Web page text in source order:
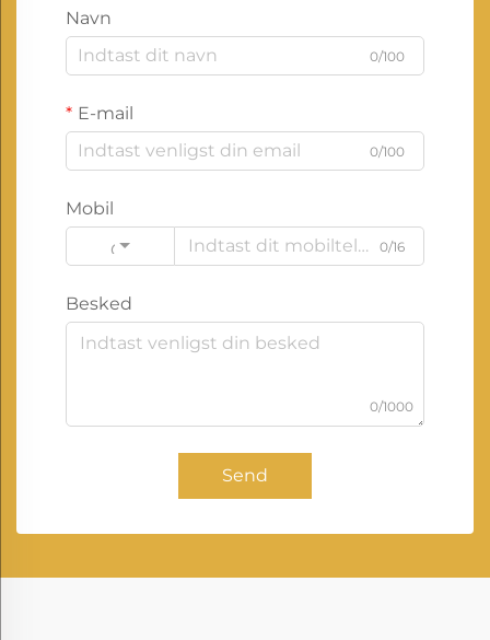
Navn
0/100
E-mail
0/100
Mobil
Code
0/16
Besked
0/1000
Send